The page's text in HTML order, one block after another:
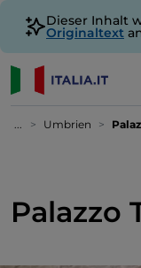
Dieser Inhalt
Originaltext
... Umbrien
Palazzo